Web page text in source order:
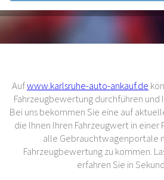
Aufwww.karlsruhe-auto-ankauf.de
Fahrzeugbewertung durchführen
Bei uns bekommen Sie eine auf
die Ihnen Ihren Fahrzeugwert in
alle Gebrauchtwagenportale
Fahrzeugbewertung zu kommen.
erfahren Sie in